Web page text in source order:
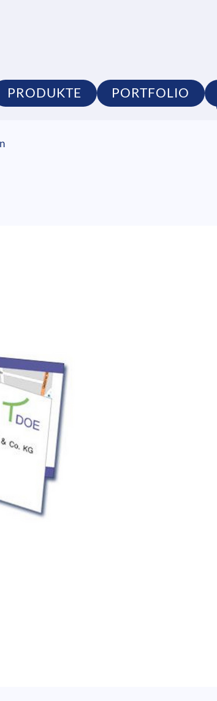
PRODUKTE PORTFOLIO